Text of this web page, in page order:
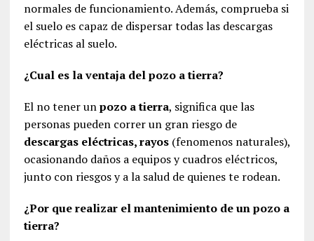
normales de funcionamiento. Además, comprueba si
el suelo es capaz de dispersar todas las descargas
eléctricas al suelo.
¿Cual es la ventaja del pozo a tierra?
El no tener unpozo a tierra, significa que las
personas pueden correr un gran riesgo de
descargas eléctricas, rayos(fenomenos naturales),
ocasionando daños a equipos y cuadros eléctricos,
junto con riesgos y a la salud de quienes te rodean.
¿Por que realizar el mantenimiento de un pozo a
tierra?